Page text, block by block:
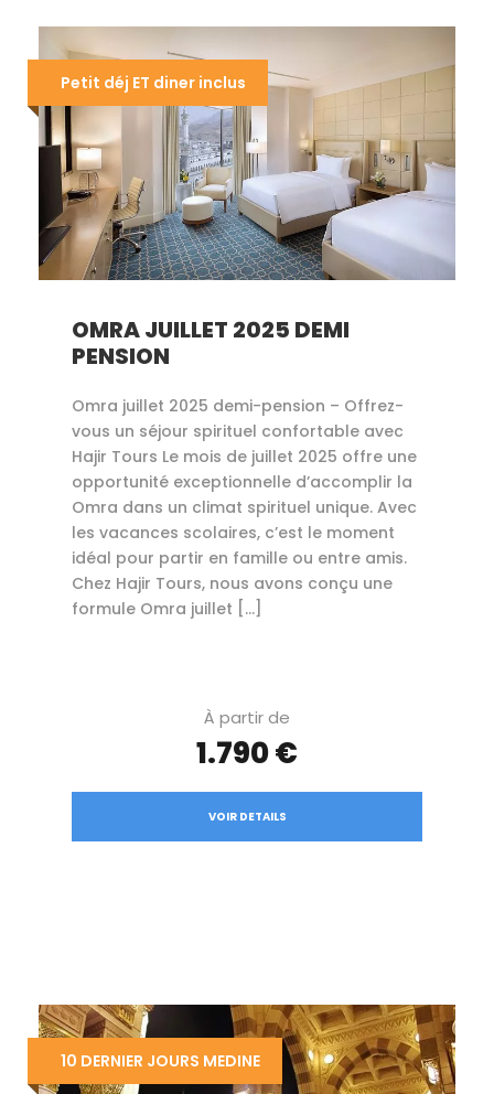
Petit déj ET diner inclus
OMRA JUILLET 2025 DEMI
PENSION
Omra juillet 2025 demi-pension – Offrez-
vous un séjour spirituel confortable avec
Hajir Tours Le mois de juillet 2025 offre une
opportunité exceptionnelle d’accomplir la
Omra dans un climat spirituel unique. Avec
les vacances scolaires, c’est le moment
idéal pour partir en famille ou entre amis.
Chez Hajir Tours, nous avons conçu une
formule Omra juillet […]
À partir de
1.790 €
VOIR DETAILS
10 DERNIER JOURS MEDINE